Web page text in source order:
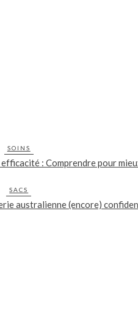
SOINS
: Comprendre pour
SACS
australienne (encore)